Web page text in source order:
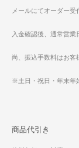
メールにてオーダー受
入金確認後、通常営業
尚、振込手数料はお客
※土日・祝日・年末年
商品代引き